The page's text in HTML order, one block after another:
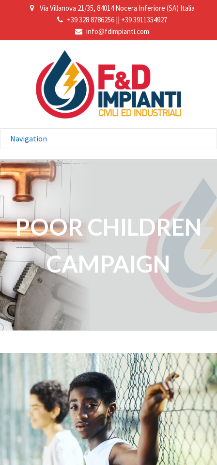
Via Villanova 21/35, 84014 Nocera Inferiore (SA) Italia
+39 328 8786256 || +39 3911354927
info@fdimpianti.com
POOR CHILDREN
CAMPAIGN